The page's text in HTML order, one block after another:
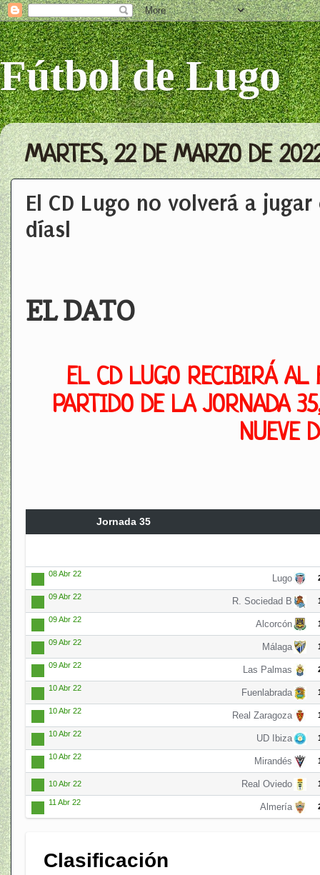
Fútbol de Lugo
MARTES, 22 DE MARZO DE
El CD Lugo no volverá a
díasl
EL DATO
EL CD LUGO RECIBIRÁ AL
PARTIDO DE LA JORNADA
NUEVE
Jornada 35
08 Abr 22 Lugo
09 Abr 22 R. Sociedad B
09 Abr 22 Alcorcón
09 Abr 22 Málaga
09 Abr 22 Las Palmas
10 Abr 22 Fuenlabrada
10 Abr 22 Real Zaragoza
10 Abr 22 UD Ibiza
10 Abr 22 Mirandés
10 Abr 22 Real Oviedo
11 Abr 22 Almería
Clasificación